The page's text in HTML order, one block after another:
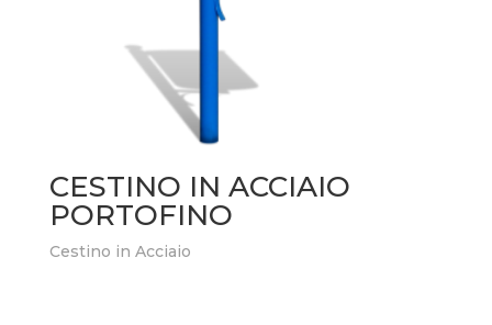
CESTINO IN ACCIAIO
PORTOFINO
Cestino in Acciaio